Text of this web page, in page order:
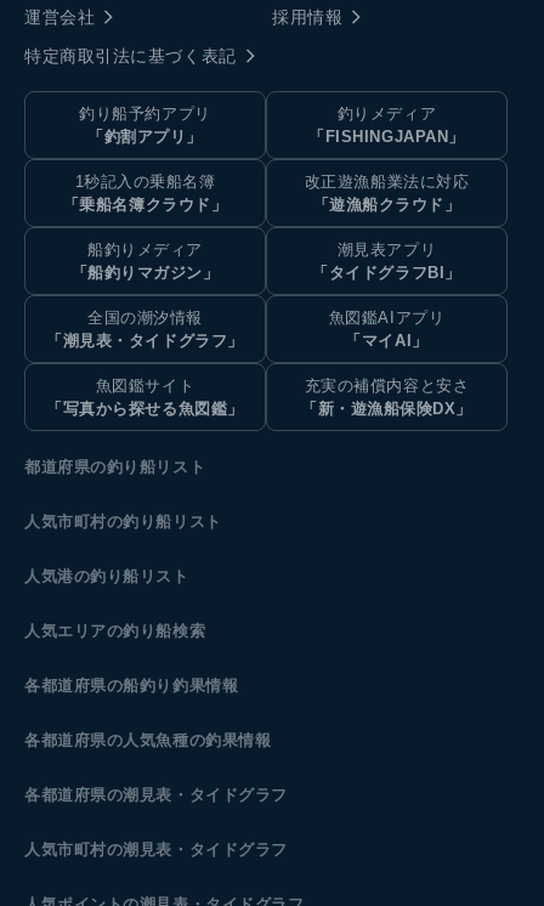
運営会社
採用情報
特定商取引法に基づく表記
釣り船予約アプリ
「釣割アプリ」
釣りメディア
「FISHINGJAPAN」
1秒記入の乗船名簿
「乗船名簿クラウド」
改正遊漁船業法に対応
「遊漁船クラウド」
船釣りメディア
「船釣りマガジン」
潮見表アプリ
「タイドグラフBI」
全国の潮汐情報
「潮見表・タイドグラフ」
魚図鑑AIアプリ
「マイAI」
魚図鑑サイト
「写真から探せる魚図鑑」
充実の補償内容と安さ
「新・遊漁船保険DX」
都道府県の釣り船リスト
人気市町村の釣り船リスト
人気港の釣り船リスト
人気エリアの釣り船検索
各都道府県の船釣り釣果情報
各都道府県の人気魚種の釣果情報
各都道府県の潮見表 ・タイドグラフ
人気市町村の潮見表・タイドグラフ